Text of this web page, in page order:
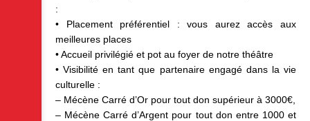
:
• Placement préférentiel : vous aurez accès aux
meilleures places
• Accueil privilégié et pot au foyer de notre théâtre
• Visibilité en tant que partenaire engagé dans la vie
culturelle :
– Mécène Carré d’Or pour tout don supérieur à 3000€,
– Mécène Carré d’Argent pour tout don entre 1000 et